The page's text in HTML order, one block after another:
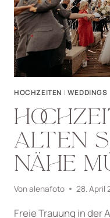
HOCHZEITEN | WEDDINGS
ALTEN
NÄHE
Vonalenafoto 28. April
Freie Trauung in der